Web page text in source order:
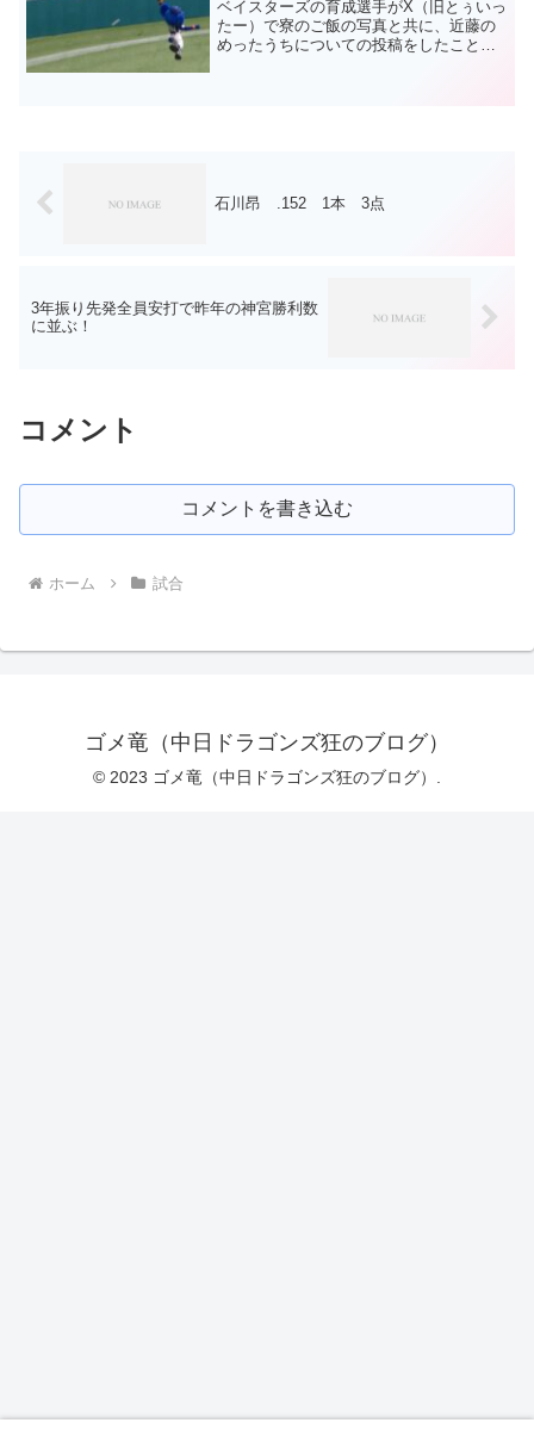
ベイスターズの育成選手がX（旧とぅいっ
たー）で寮のご飯の写真と共に、近藤の
めったうちについての投稿をしたこと
石川昂 .152 1本 3点
3年振り先発全員安打で昨年の神宮勝利数
に並ぶ！
コメント
コメントを書き込む
ホーム 試合
ゴメ竜（中日ドラゴンズ狂のブログ）
© 2023 ゴメ竜（中日ドラゴンズ狂のブログ）.